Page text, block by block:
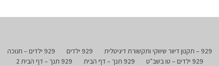
929 – תקנון דיוור שיווקי ותקשורת דיגיטלית 929 ילדים
929 ילדים – חנוכה
929 ילדים – טו בשב"ט
929 תנך – דף הבית
929 תנך – דף הבית 2